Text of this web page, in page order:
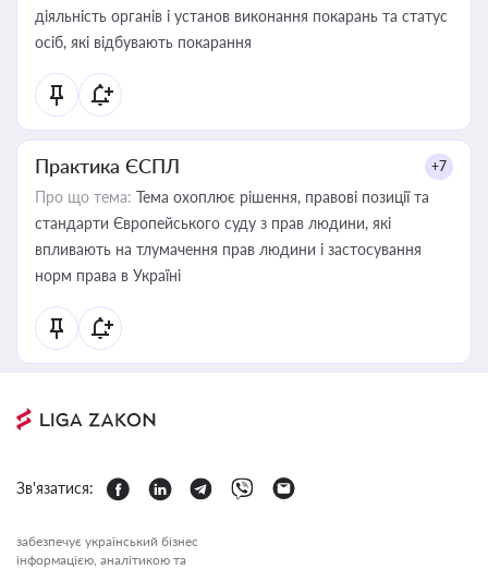
діяльність органів і установ виконання покарань та статус
осіб, які відбувають покарання
Практика ЄСПЛ +7
Про що тема: Тема охоплює рішення, правові позиції та
стандарти Європейського суду з прав людини, які
впливають на тлумачення прав людини і застосування
норм права в Україні
Зв'язатися:
забезпечує український бізнес
інформацією, аналітикою та